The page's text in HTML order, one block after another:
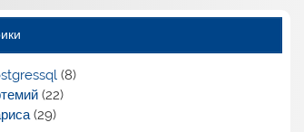
(8)
(22)
(29)